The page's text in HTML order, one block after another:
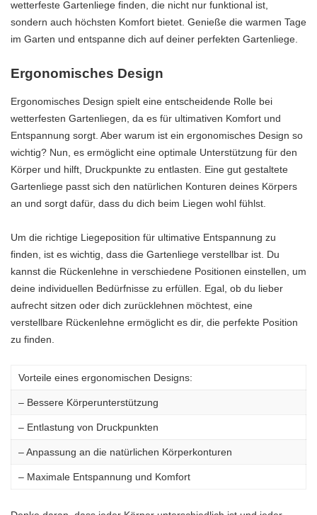
wetterfeste Gartenliege finden, die nicht nur funktional ist,
sondern auch höchsten Komfort bietet. Genieße die warmen Tage
im Garten und entspanne dich auf deiner perfekten Gartenliege.
Ergonomisches Design
Ergonomisches Design spielt eine entscheidende Rolle bei
wetterfesten Gartenliegen, da es für ultimativen Komfort und
Entspannung sorgt. Aber warum ist ein ergonomisches Design so
wichtig? Nun, es ermöglicht eine optimale Unterstützung für den
Körper und hilft, Druckpunkte zu entlasten. Eine gut gestaltete
Gartenliege passt sich den natürlichen Konturen deines Körpers
an und sorgt dafür, dass du dich beim Liegen wohl fühlst.
Um die richtige Liegeposition für ultimative Entspannung zu
finden, ist es wichtig, dass die Gartenliege verstellbar ist. Du
kannst die Rückenlehne in verschiedene Positionen einstellen, um
deine individuellen Bedürfnisse zu erfüllen. Egal, ob du lieber
aufrecht sitzen oder dich zurücklehnen möchtest, eine
verstellbare Rückenlehne ermöglicht es dir, die perfekte Position
zu finden.
Vorteile eines ergonomischen Designs:
– Bessere Körperunterstützung
– Entlastung von Druckpunkten
– Anpassung an die natürlichen Körperkonturen
– Maximale Entspannung und Komfort